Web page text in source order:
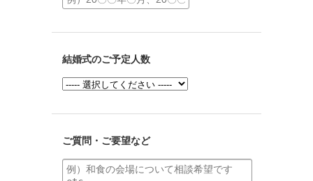
結婚式のご予定人数
ご質問・ご要望など